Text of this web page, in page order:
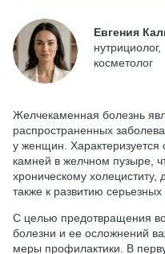
Евгения
нутрициолог,
косметолог
Желчекаменная болезнь
распространенных
у женщин.
камней в желчном пузыре,
хроническому холециститу,
также к развитию
С целью предотвращения
болезни и ее осложнений
меры профилактики. В